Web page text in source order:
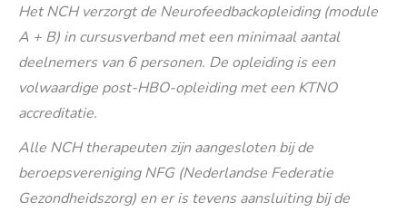
Het NCH verzorgt de Neurofeedbackopleiding (module
A + B) in cursusverband met een minimaal aantal
deelnemers van 6 personen. De opleiding is een
volwaardige post-HBO-opleiding met een KTNO
accreditatie.
Alle NCH therapeuten zijn aangesloten bij de
beroepsvereniging NFG (Nederlandse Federatie
Gezondheidszorg) en er is tevens aansluiting bij de